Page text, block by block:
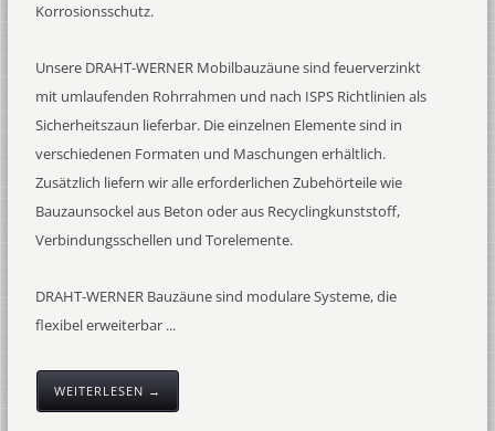
Korrosionsschutz.
Unsere DRAHT-WERNER Mobilbauzäune sind feuerverzinkt
mit umlaufenden Rohrrahmen und nach ISPS Richtlinien als
Sicherheitszaun lieferbar. Die einzelnen Elemente sind in
verschiedenen Formaten und Maschungen erhältlich.
Zusätzlich liefern wir alle erforderlichen Zubehörteile wie
Bauzaunsockel aus Beton oder aus Recyclingkunststoff,
Verbindungsschellen und Torelemente.
DRAHT-WERNER Bauzäune sind modulare Systeme, die
flexibel erweiterbar ...
WEITERLESEN →